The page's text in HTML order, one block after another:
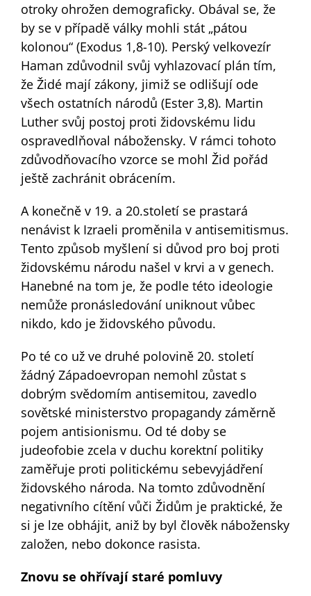
otroky ohrožen demograficky. Obával se, že
by se v případě války mohli stát „pátou
kolonou“ (Exodus 1,8-10). Perský velkovezír
Haman zdůvodnil svůj vyhlazovací plán tím,
že Židé mají zákony, jimiž se odlišují ode
všech ostatních národů (Ester 3,8). Martin
Luther svůj postoj proti židovskému lidu
ospravedlňoval nábožensky. V rámci tohoto
zdůvodňovacího vzorce se mohl Žid pořád
ještě zachránit obrácením.
A konečně v 19. a 20.století se prastará
nenávist k Izraeli proměnila v antisemitismus.
Tento způsob myšlení si důvod pro boj proti
židovskému národu našel v krvi a v genech.
Hanebné na tom je, že podle této ideologie
nemůže pronásledování uniknout vůbec
nikdo, kdo je židovského původu.
Po té co už ve druhé polovině 20. století
žádný Západoevropan nemohl zůstat s
dobrým svědomím antisemitou, zavedlo
sovětské ministerstvo propagandy záměrně
pojem antisionismu. Od té doby se
judeofobie zcela v duchu korektní politiky
zaměřuje proti politickému sebevyjádření
židovského národa. Na tomto zdůvodnění
negativního cítění vůči Židům je praktické, že
si je lze obhájit, aniž by byl člověk nábožensky
založen, nebo dokonce rasista.
Znovu se ohřívají staré pomluvy